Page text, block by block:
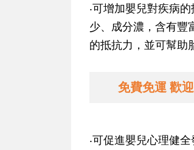
‧可增加嬰兒對疾病
少、成分濃，含有豐
的抵抗力，並可幫助
免費免運 歡
‧可促進嬰兒心理健